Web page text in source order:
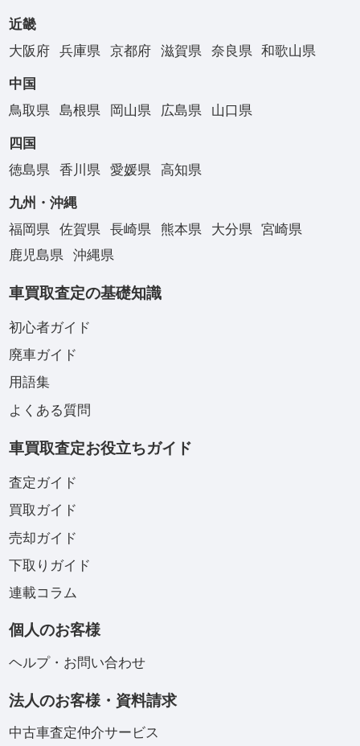
近畿
大阪府
兵庫県 京都府 滋賀県 奈良県 和歌山県
中国
鳥取県
島根県 岡山県 広島県 山口県
四国
徳島県
香川県 愛媛県 高知県
九州・沖縄
福岡県
佐賀県 長崎県 熊本県 大分県
宮崎県
鹿児島県
沖縄県
車買取査定の基礎知識
初心者ガイド
廃車ガイド
用語集
よくある質問
車買取査定お役立ちガイド
査定ガイド
買取ガイド
売却ガイド
下取りガイド
連載コラム
個人のお客様
ヘルプ・お問い合わせ
法人のお客様・資料請求
中古車査定仲介サービス